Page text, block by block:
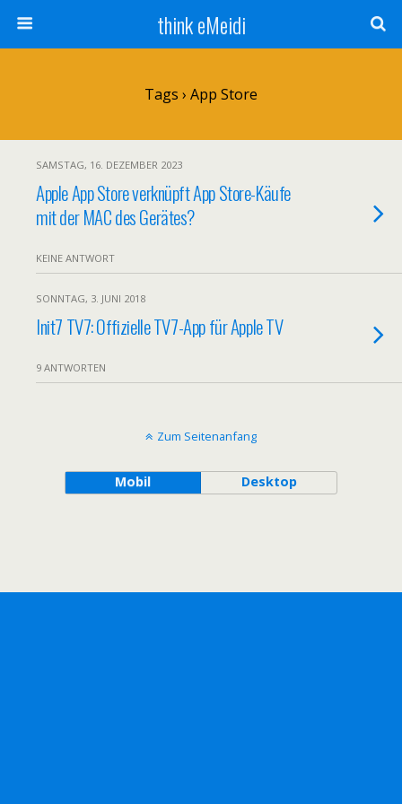
think eMeidi
Tags › App Store
SAMSTAG, 16. DEZEMBER 2023
Apple App Store verknüpft App Store-Käufe
mit der MAC des Gerätes?
KEINE ANTWORT
SONNTAG, 3. JUNI 2018
Init7 TV7: Offizielle TV7-App für Apple TV
9 ANTWORTEN
Zum Seitenanfang
Mobil Desktop